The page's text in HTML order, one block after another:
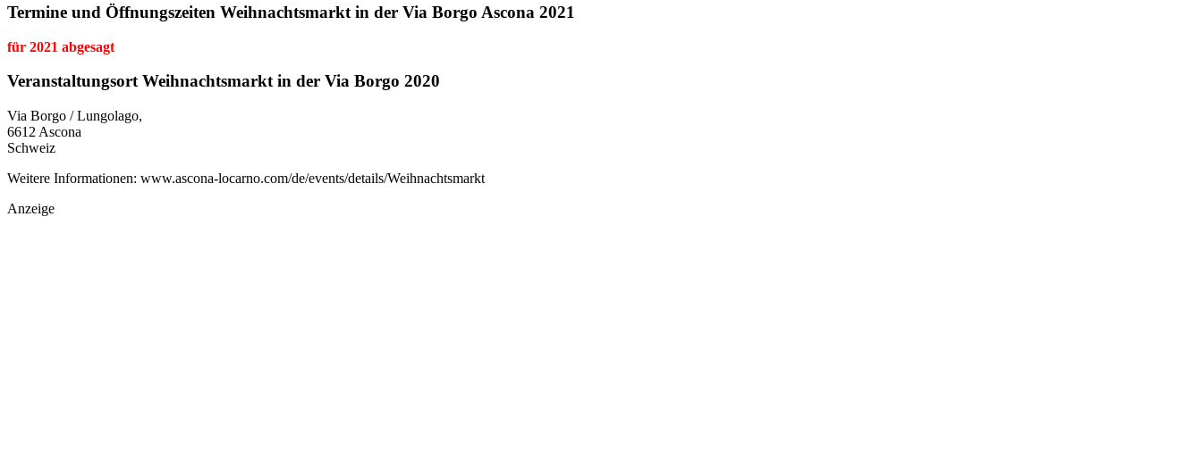
Termine und Öffnungszeiten Weihnachtsmarkt in der Via Borgo Ascona 2021
für 2021 abgesagt
Veranstaltungsort Weihnachtsmarkt in der Via Borgo 2020
Via Borgo / Lungolago,
6612 Ascona
Schweiz
Weitere Informationen: www.ascona-locarno.com/de/events/details/Weihnachtsmarkt
Anzeige